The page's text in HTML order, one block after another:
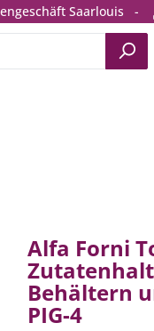
Saarlouis -
Alfa Forni
Behältern
PIG-4